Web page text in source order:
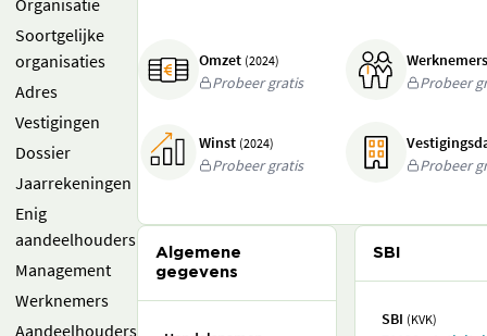
Organisatie
Soortgelijke
organisaties
Adres
Vestigingen
Dossier
Jaarrekeningen
Enig
aandeelhouders
Management
Werknemers
Aandeelhouders
Omzet (2024)
Probeer gratis
Probeer
Winst (2024)
Probeer gratis
Probeer
Algemene
gegevens
SBI
SBI (KVK)